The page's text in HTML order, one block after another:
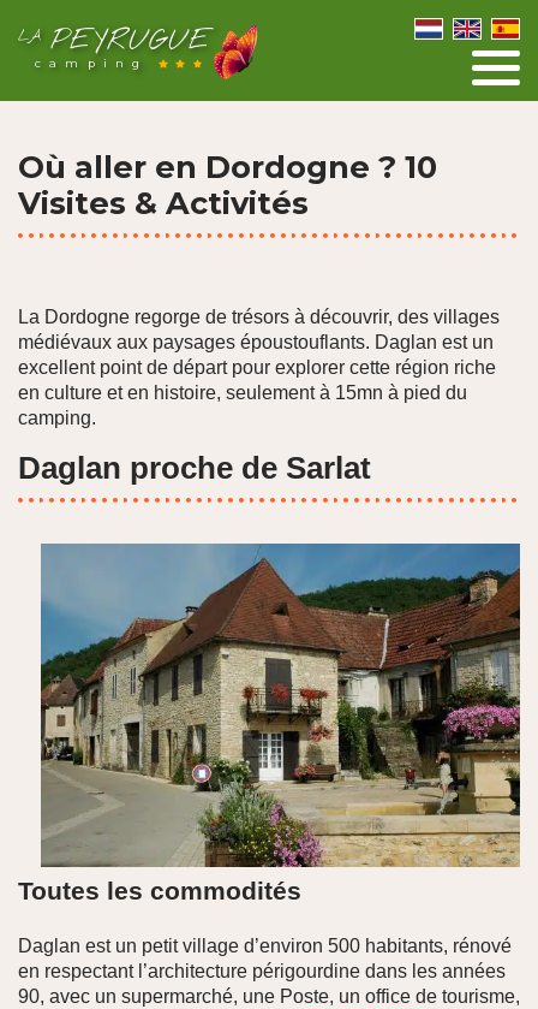
LAPEYRUGUE
camping
Où aller en Dordogne ? 10
Visites & Activités
La Dordogne regorge de trésors à découvrir, des villages
médiévaux aux paysages époustouflants. Daglan est un
excellent point de départ pour explorer cette région riche
en culture et en histoire, seulement à 15mn à pied du
camping.
Daglan proche de Sarlat
Toutes les commodités
Daglan est un petit village d’environ 500 habitants, rénové
en respectant l’architecture périgourdine dans les années
90, avec un supermarché, une Poste, un office de tourisme,